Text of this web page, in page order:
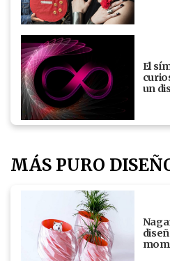
El
un
MÁS PURO